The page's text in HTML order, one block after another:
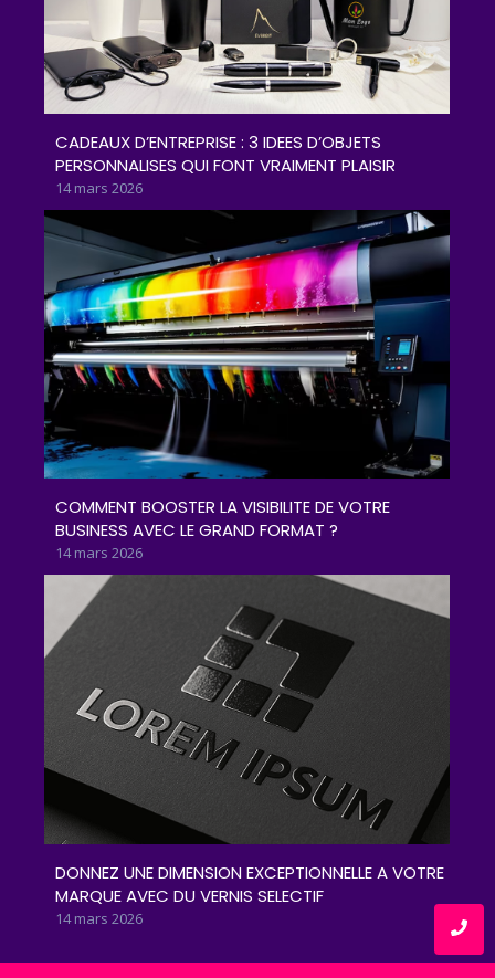
CADEAUX D’ENTREPRISE : 3 IDEES D’OBJETS
PERSONNALISES QUI FONT VRAIMENT PLAISIR
14 mars 2026
COMMENT BOOSTER LA VISIBILITE DE VOTRE
BUSINESS AVEC LE GRAND FORMAT ?
14 mars 2026
DONNEZ UNE DIMENSION EXCEPTIONNELLE A VOTRE
MARQUE AVEC DU VERNIS SELECTIF
14 mars 2026